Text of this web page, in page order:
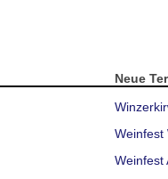
Neue
Weinfest
Weinfest